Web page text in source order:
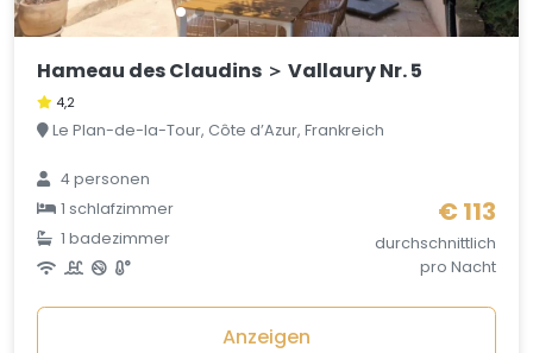
Hameau des Claudins ＞ Vallaury Nr. 5
4,2
Le Plan-de-la-Tour, Côte d’Azur, Frankreich
4 personen
1 schlafzimmer
1 badezimmer
€ 113
durchschnittlich
pro Nacht
Anzeigen